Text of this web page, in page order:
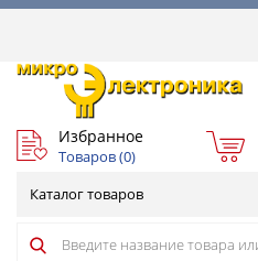
Избранное
Товаров (0)
Каталог товаров